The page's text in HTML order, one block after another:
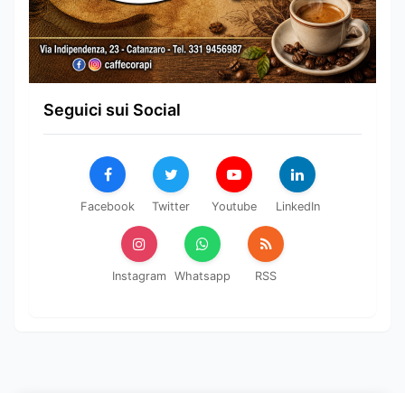
Seguici sui Social
Facebook Twitter Youtube LinkedIn
Instagram Whatsapp RSS